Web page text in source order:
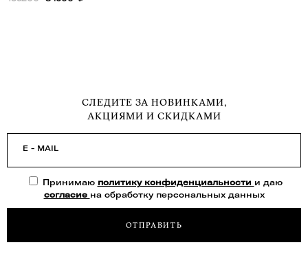
СЛЕДИТЕ ЗА НОВИНКАМИ,
АКЦИЯМИ И СКИДКАМИ
E - MAIL
Принимаю политику конфиденциальности и даю
согласие на обработку персональных данных
ОТПРАВИТЬ